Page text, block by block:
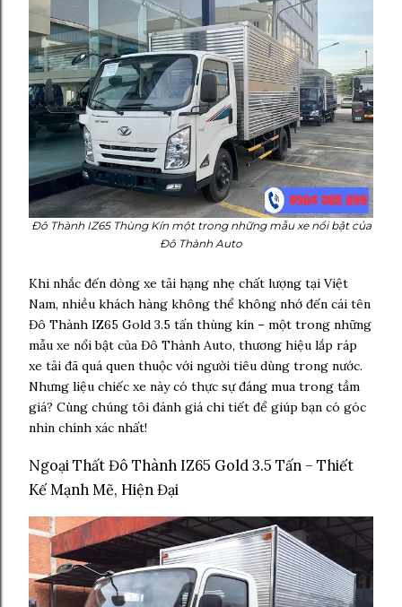
Đô Thành IZ65 Thùng Kín một trong những mẫu xe nổi bật của
Đô Thành Auto
Khi nhắc đến dòng xe tải hạng nhẹ chất lượng tại Việt
Nam, nhiều khách hàng không thể không nhớ đến cái tên
Đô Thành IZ65 Gold 3.5 tấn thùng kín – một trong những
mẫu xe nổi bật của Đô Thành Auto, thương hiệu lắp ráp
xe tải đã quá quen thuộc với người tiêu dùng trong nước.
Nhưng liệu chiếc xe này có thực sự đáng mua trong tầm
giá? Cùng chúng tôi đánh giá chi tiết để giúp bạn có góc
nhìn chính xác nhất!
Ngoại Thất Đô Thành IZ65 Gold 3.5 Tấn – Thiết
Kế Mạnh Mẽ, Hiện Đại